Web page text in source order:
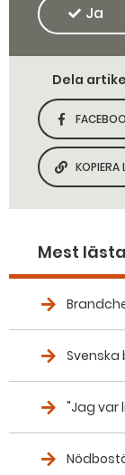
Ja
Dela
KOPIERA
Mest lästa
"Jag var